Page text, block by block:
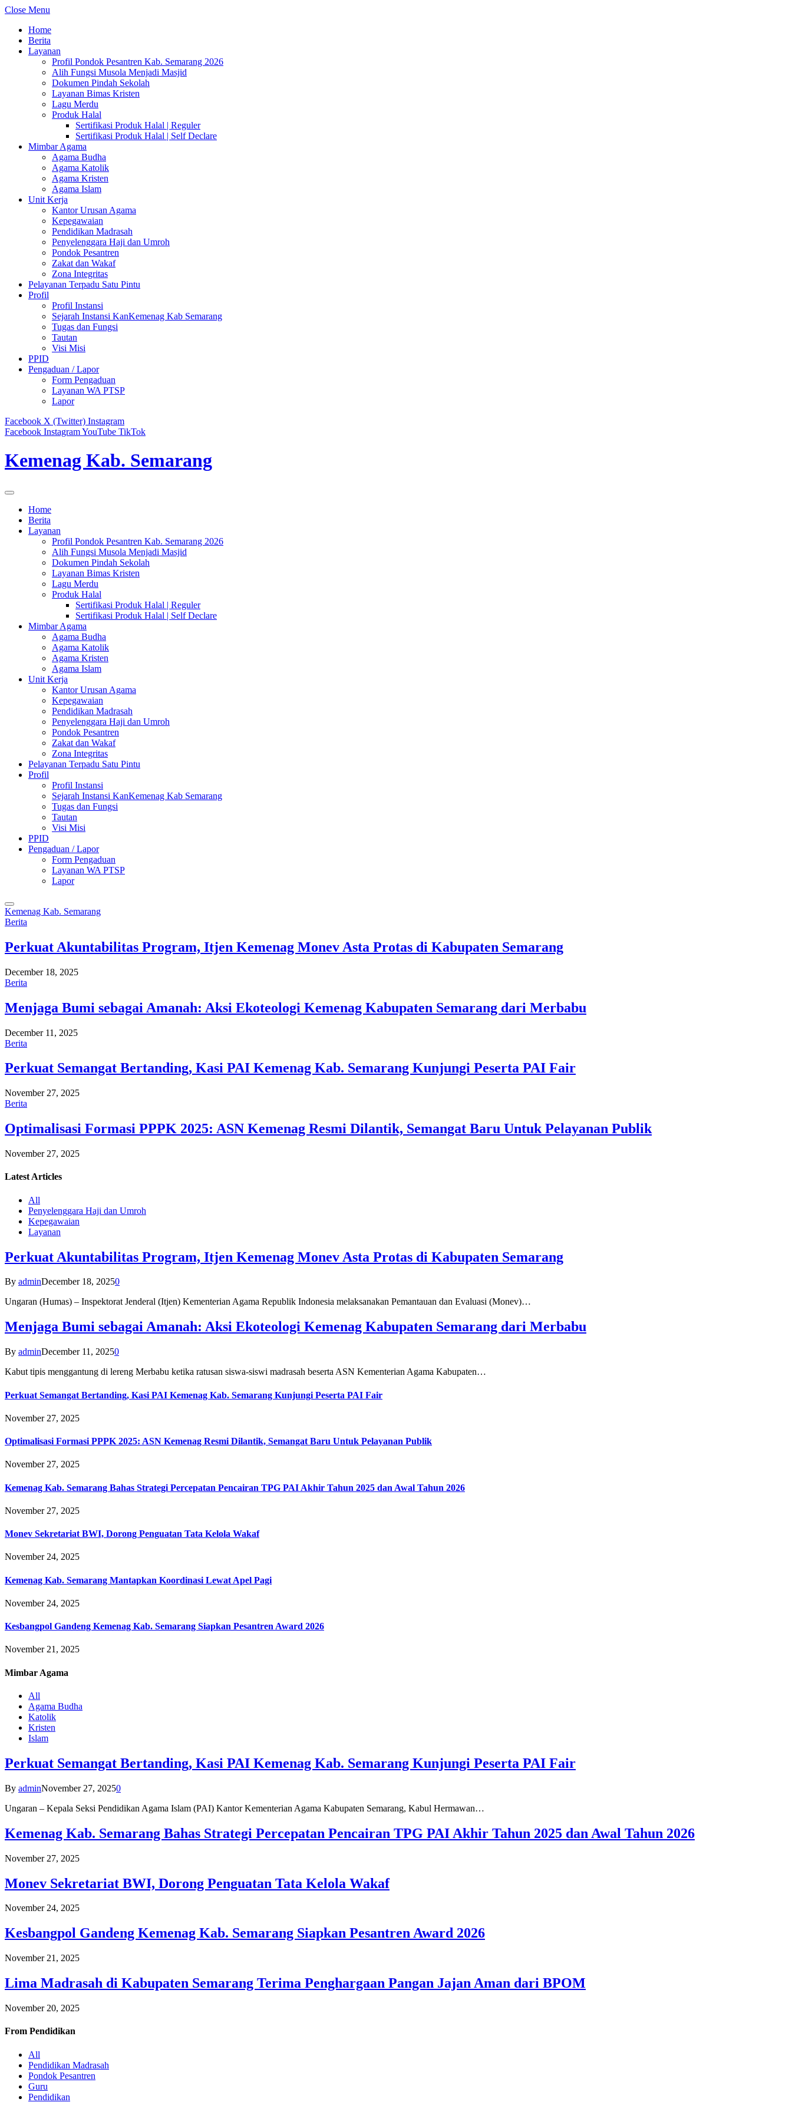
Close Menu
Home
Berita
Layanan
Profil Pondok Pesantren Kab. Semarang 2026
Alih Fungsi Musola Menjadi Masjid
Dokumen Pindah Sekolah
Layanan Bimas Kristen
Lagu Merdu
Produk Halal
Sertifikasi Produk Halal | Reguler
Sertifikasi Produk Halal | Self Declare
Mimbar Agama
Agama Budha
Agama Katolik
Agama Kristen
Agama Islam
Unit Kerja
Kantor Urusan Agama
Kepegawaian
Pendidikan Madrasah
Penyelenggara Haji dan Umroh
Pondok Pesantren
Zakat dan Wakaf
Zona Integritas
Pelayanan Terpadu Satu Pintu
Profil
Profil Instansi
Sejarah Instansi KanKemenag Kab Semarang
Tugas dan Fungsi
Tautan
Visi Misi
PPID
Pengaduan / Lapor
Form Pengaduan
Layanan WA PTSP
Lapor
Facebook X (Twitter) Instagram
Facebook InstagramYouTube TikTok
Kemenag Kab. Semarang
Home
Berita
Layanan
Profil Pondok Pesantren Kab. Semarang 2026
Alih Fungsi Musola Menjadi Masjid
Dokumen Pindah Sekolah
Layanan Bimas Kristen
Lagu Merdu
Produk Halal
Sertifikasi Produk Halal | Reguler
Sertifikasi Produk Halal | Self Declare
Mimbar Agama
Agama Budha
Agama Katolik
Agama Kristen
Agama Islam
Unit Kerja
Kantor Urusan Agama
Kepegawaian
Pendidikan Madrasah
Penyelenggara Haji dan Umroh
Pondok Pesantren
Zakat dan Wakaf
Zona Integritas
Pelayanan Terpadu Satu Pintu
Profil
Profil Instansi
Sejarah Instansi KanKemenag Kab Semarang
Tugas dan Fungsi
Tautan
Visi Misi
PPID
Pengaduan / Lapor
Form Pengaduan
Layanan WA PTSP
Lapor
Kemenag Kab. Semarang
Berita
Perkuat Akuntabilitas Program, Itjen Kemenag Monev Asta Protas di Kabupaten Semarang
December 18, 2025
Berita
Menjaga Bumi sebagai Amanah: Aksi Ekoteologi Kemenag Kabupaten Semarang dari Merbabu
December 11, 2025
Berita
Perkuat Semangat Bertanding, Kasi PAI Kemenag Kab. Semarang Kunjungi Peserta PAI Fair
November 27, 2025
Berita
Optimalisasi Formasi PPPK 2025: ASN Kemenag Resmi Dilantik, Semangat Baru Untuk Pelayanan Publik
November 27, 2025
Latest Articles
All
Penyelenggara Haji dan Umroh
Kepegawaian
Layanan
Perkuat Akuntabilitas Program, Itjen Kemenag Monev Asta Protas di Kabupaten Semarang
By adminDecember 18, 20250
Ungaran (Humas) – Inspektorat Jenderal (Itjen) Kementerian Agama Republik Indonesia melaksanakan Pemantauan dan Evaluasi (Monev)…
Menjaga Bumi sebagai Amanah: Aksi Ekoteologi Kemenag Kabupaten Semarang dari Merbabu
By adminDecember 11, 20250
Kabut tipis menggantung di lereng Merbabu ketika ratusan siswa-siswi madrasah beserta ASN Kementerian Agama Kabupaten…
Perkuat Semangat Bertanding, Kasi PAI Kemenag Kab. Semarang Kunjungi Peserta PAI Fair
November 27, 2025
Optimalisasi Formasi PPPK 2025: ASN Kemenag Resmi Dilantik, Semangat Baru Untuk Pelayanan Publik
November 27, 2025
Kemenag Kab. Semarang Bahas Strategi Percepatan Pencairan TPG PAI Akhir Tahun 2025 dan Awal Tahun 2026
November 27, 2025
Monev Sekretariat BWI, Dorong Penguatan Tata Kelola Wakaf
November 24, 2025
Kemenag Kab. Semarang Mantapkan Koordinasi Lewat Apel Pagi
November 24, 2025
Kesbangpol Gandeng Kemenag Kab. Semarang Siapkan Pesantren Award 2026
November 21, 2025
Mimbar Agama
All
Agama Budha
Katolik
Kristen
Islam
Perkuat Semangat Bertanding, Kasi PAI Kemenag Kab. Semarang Kunjungi Peserta PAI Fair
By adminNovember 27, 20250
Ungaran – Kepala Seksi Pendidikan Agama Islam (PAI) Kantor Kementerian Agama Kabupaten Semarang, Kabul Hermawan…
Kemenag Kab. Semarang Bahas Strategi Percepatan Pencairan TPG PAI Akhir Tahun 2025 dan Awal Tahun 2026
November 27, 2025
Monev Sekretariat BWI, Dorong Penguatan Tata Kelola Wakaf
November 24, 2025
Kesbangpol Gandeng Kemenag Kab. Semarang Siapkan Pesantren Award 2026
November 21, 2025
Lima Madrasah di Kabupaten Semarang Terima Penghargaan Pangan Jajan Aman dari BPOM
November 20, 2025
From Pendidikan
All
Pendidikan Madrasah
Pondok Pesantren
Guru
Pendidikan